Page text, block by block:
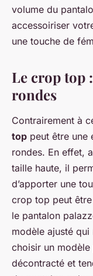
volume du
accessoiriser
une touche de
Le crop top
rondes
Contrairement à
top peut être une
rondes. En effet,
taille haute, il
d’apporter une
crop top peut
le pantalon
modèle ajusté
choisir un
décontracté et